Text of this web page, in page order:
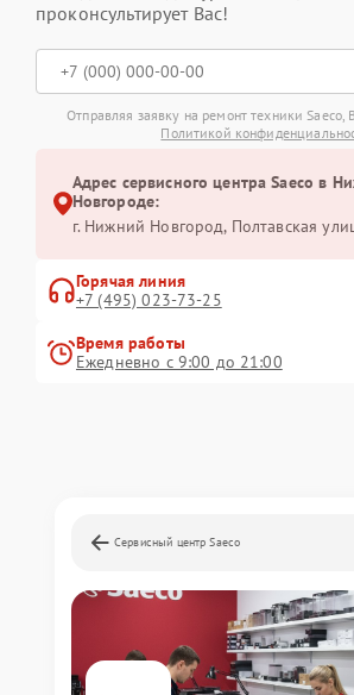
проконсультирует Вас!
Отправляя заявку на ремонт техники Saeco,
Политикой
Адрес сервисного центра Saeco в
Новгороде:
г. Нижний Новгород, Полтавская
Горячая линия
+7 (495) 023-73-25
Время работы
Ежедневно с 9:00 до 21:00
Сервисный центр Saeco